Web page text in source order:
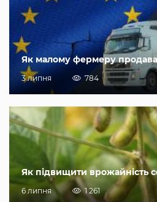
Як малому фермеру
3 липня 784
Як підвищити врожайність
6 липня 1 261